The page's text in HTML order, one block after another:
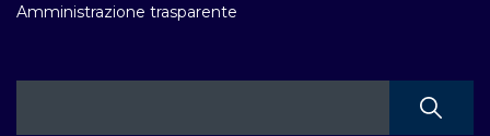
Amministrazione trasparente